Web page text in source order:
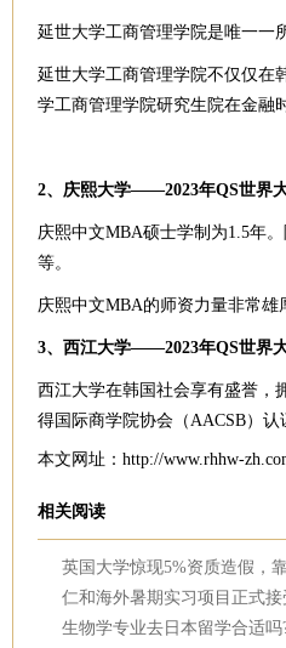
延世大学工商管理学院是唯一一
延世大学工商管理学院不仅仅在
学工商管理学院研究生院在金融
2、庆熙大学——2023年QS世界
庆熙中文MBA硕士学制为1.5年
等。
庆熙中文MBA的师资力量非常
3、西江大学——2023年QS世界
西江大学在韩国社会享有盛誉，
得国际商学院协会（AACSB）认
本文网址：http://www.rhhw-
相关阅读
英国大学惊现5%资质造假，
仁和海外暑期实习项目正式接
生物学专业去日本留学合适吗